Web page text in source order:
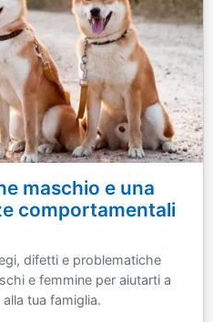
maschio e una
comportamentali
difetti e problematiche
e femmine per aiutarti a
tua famiglia.